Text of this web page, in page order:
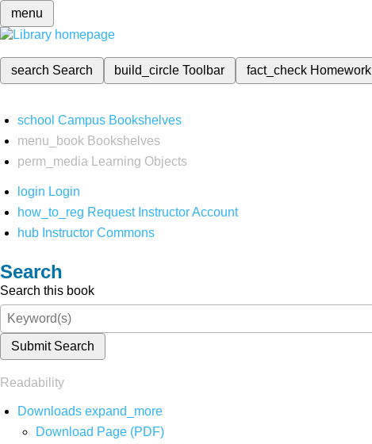
menu
search Search build_circleToolbar fact_check Homework
school Campus Bookshelves
menu_book Bookshelves
perm_media
Learning Objects
login Login
how_to_reg Request Instructor Account
hub Instructor Commons
Search
Search this book
Submit Search
Readability
Downloads expand_more
Download Page (PDF)